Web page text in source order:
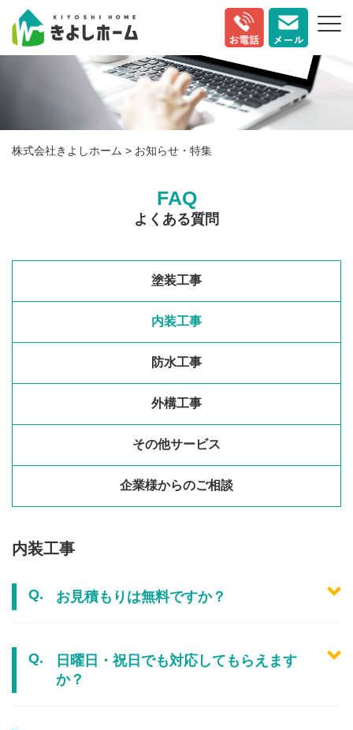
株式会社きよしホーム > お知らせ・特集
FAQ
よくある質問
塗装工事
内装工事
防水工事
外構工事
その他サービス
企業様からのご相談
内装工事
お見積もりは無料ですか？
日曜日・祝日でも対応してもらえます
か？